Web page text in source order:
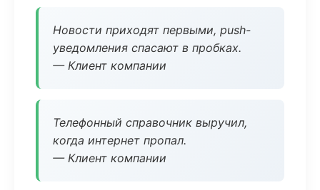
Новости приходят первыми, push-
уведомления спасают в пробках.
— Клиент компании
Телефонный справочник выручил,
когда интернет пропал.
— Клиент компании